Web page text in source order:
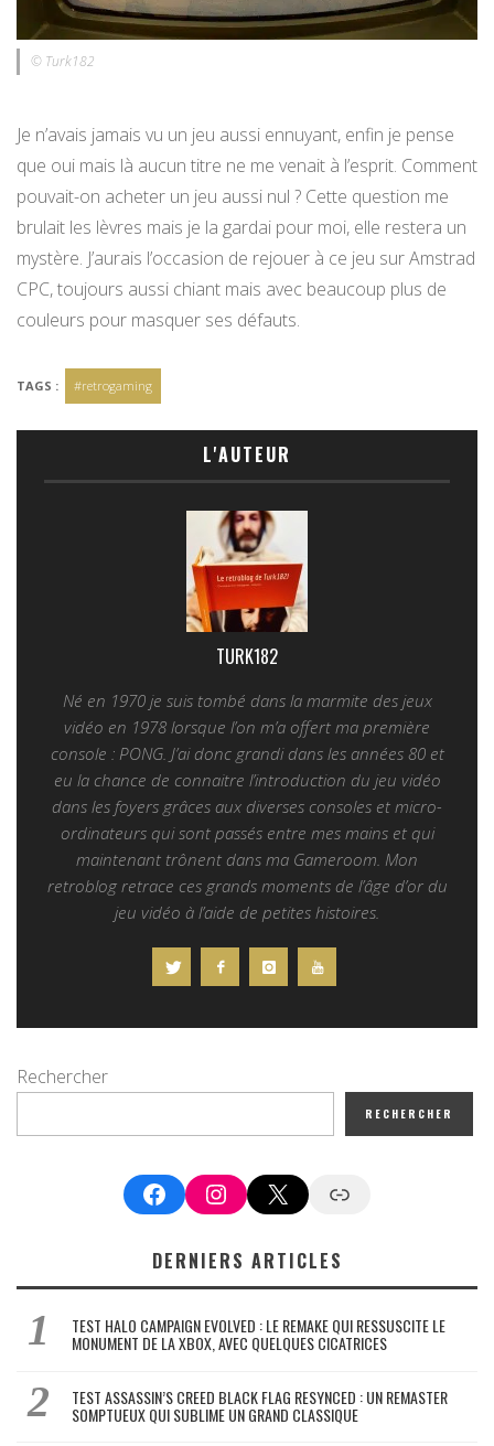
© Turk182
Je n’avais jamais vu un jeu aussi ennuyant, enfin je pense
que oui mais là aucun titre ne me venait à l’esprit. Comment
pouvait-on acheter un jeu aussi nul ? Cette question me
brulait les lèvres mais je la gardai pour moi, elle restera un
mystère. J’aurais l’occasion de rejouer à ce jeu sur Amstrad
CPC, toujours aussi chiant mais avec beaucoup plus de
couleurs pour masquer ses défauts.
TAGS : #retrogaming
L'AUTEUR
TURK182
Né en 1970 je suis tombé dans la marmite des jeux
vidéo en 1978 lorsque l’on m’a offert ma première
console : PONG. J’ai donc grandi dans les années 80 et
eu la chance de connaitre l’introduction du jeu vidéo
dans les foyers grâces aux diverses consoles et micro-
ordinateurs qui sont passés entre mes mains et qui
maintenant trônent dans ma Gameroom. Mon
retroblog retrace ces grands moments de l’âge d’or du
jeu vidéo à l’aide de petites histoires.
Rechercher
RECHERCHER
FacebookInstagram
X Google News
DERNIERS ARTICLES
TEST HALO CAMPAIGN EVOLVED : LE REMAKE QUI RESSUSCITE LE
MONUMENT DE LA XBOX, AVEC QUELQUES CICATRICES
TEST ASSASSIN’S CREED BLACK FLAG RESYNCED : UN REMASTER
SOMPTUEUX QUI SUBLIME UN GRAND CLASSIQUE